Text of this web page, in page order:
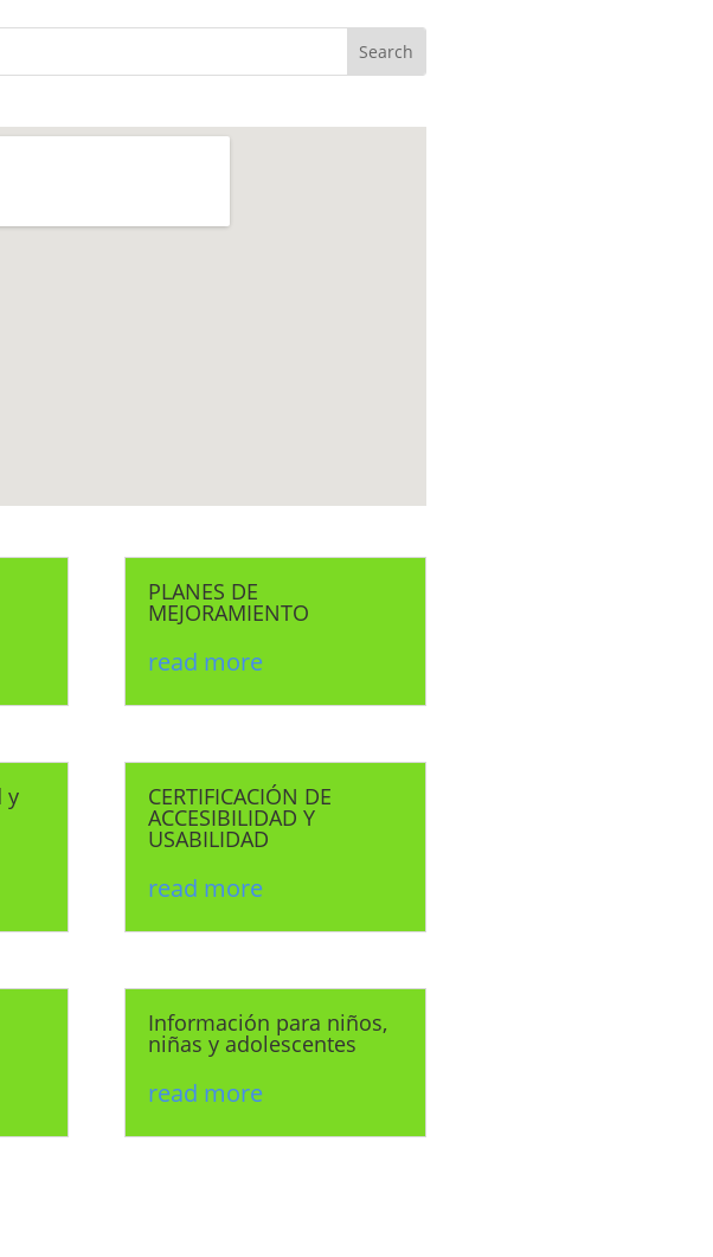
y
PLANES DE
MEJORAMIENTO
read more
CERTIFICACIÓN DE
ACCESIBILIDAD Y
USABILIDAD
read more
Información para niños,
niñas y adolescentes
read more